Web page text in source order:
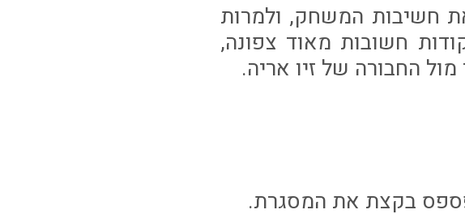
חשיבות המשחק, ולמרות
חשובות מאוד צפונה,
החבורה של זיו אריה.